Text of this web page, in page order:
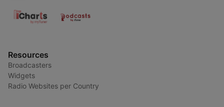
Resources
Broadcasters
Widgets
Radio Websites per Country